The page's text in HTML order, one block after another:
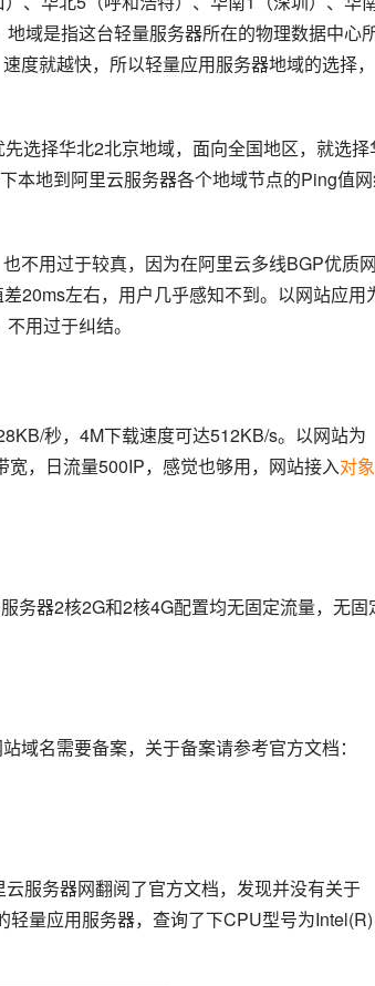
域是指这台轻量服务器所在的物理数据中心
度就越快，所以轻量应用服务器地域的选择
选择华北2北京地域，面向全国地区，就选择
本地到阿里云服务器各个地域节点的Ping值
不用过于较真，因为在阿里云多线BGP优质网
20ms左右，用户几乎感知不到。以网站应用
用过于纠结。
秒，4M下载速度可达512KB/s。以网站为
，日流量500IP，感觉也够用，网站接入对
务器2核2G和2核4G配置均无固定流量，无固
域名需要备案，关于备案请参考官方文档：
服务器网翻阅了官方文档，发现并没有关于
量应用服务器，查询了下CPU型号为Intel(R)